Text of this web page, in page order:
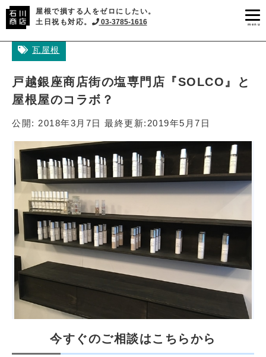
屋根で損する人をゼロにしたい。
土日祝も対応。
03-3785-1616 menu
瓦屋根
戸越銀座商店街の塩専門店『SOLCO』と
屋根屋のコラボ？
公開: 2018年3月7日 最終更新: 2019年5月7日
今すぐのご相談はこちらから